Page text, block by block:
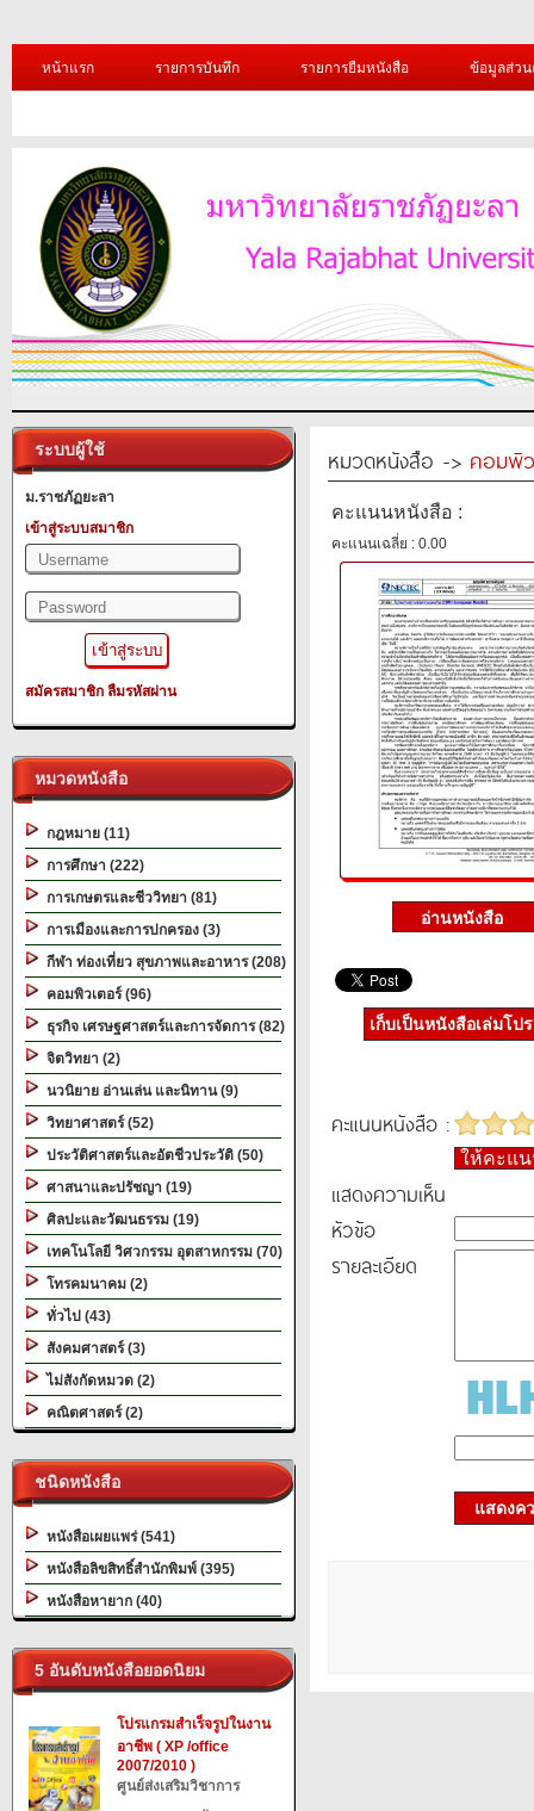
หน้าแรก รายการบันทึก รายการยืมหนังสือ ข้อมูลส่ว
ระบบผู้ใช้
ม.ราชภัฏยะลา
เข้าสู่ระบบสมาชิก
สมัครสมาชิก ลืมรหัสผ่าน
หมวดหนังสือ
กฎหมาย (11)
การศึกษา (222)
การเกษตรและชีววิทยา (81)
การเมืองและการปกครอง (3)
กีฬา ท่องเที่ยว สุขภาพและอาหาร (208)
คอมพิวเตอร์ (96)
ธุรกิจ เศรษฐศาสตร์และการจัดการ (82)
จิตวิทยา (2)
นวนิยาย อ่านเล่น และนิทาน (9)
วิทยาศาสตร์ (52)
ประวัติศาสตร์และอัตชีวประวัติ (50)
ศาสนาและปรัชญา (19)
ศิลปะและวัฒนธรรม (19)
เทคโนโลยี วิศวกรรม อุตสาหกรรม (70)
โทรคมนาคม (2)
ทั่วไป (43)
สังคมศาสตร์ (3)
ไม่สังกัดหมวด (2)
คณิตศาสตร์ (2)
ชนิดหนังสือ
หนังสือเผยแพร่ (541)
หนังสือลิขสิทธิ์สำนักพิมพ์ (395)
หนังสือหายาก (40)
5 อันดับหนังสือยอดนิยม
โปรแกรมสำเร็จรูปในงาน
อาชีพ ( XP /office
2007/2010 )
ศูนย์ส่งเสริมวิชาการ
หมวดหนังสือ -> คอมพิ
คะแนนหนังสือ :
คะแนนเฉลี่ย : 0.00
เก็บเป็นหนังสือเล่มโป
คะแนนหนังสือ :
ให้คะแ
แสดงความเห็น
หัวข้อ
รายละเอียด
แสดงค